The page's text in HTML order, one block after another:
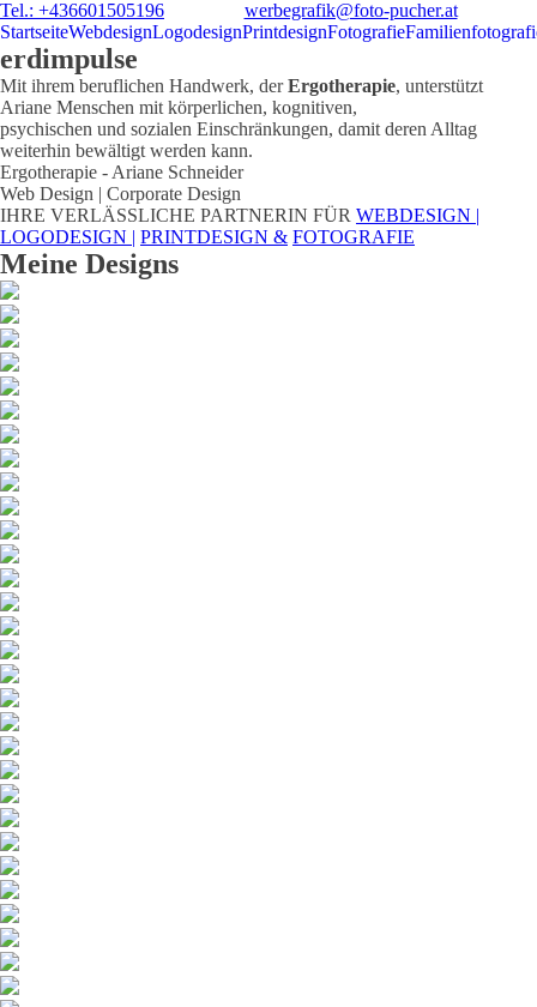
Tel.: +436601505196
werbegrafik@foto-pucher.at
StartseiteWebdesignLogodesignPrintdesignFotografie
erdimpulse
Mit ihrem beruflichen Handwerk, derErgotherapie, unterstützt
Ariane Menschen mit körperlichen, kognitiven,
psychischen und sozialen Einschränkungen, damit deren Alltag
weiterhin bewältigt werden kann.
Ergotherapie - Ariane Schneider
Web Design | Corporate Design
IHRE VERLÄSSLICHE PARTNERIN FÜR WEBDESIGN |
LOGODESIGN | PRINTDESIGN & FOTOGRAFIE
Meine Designs